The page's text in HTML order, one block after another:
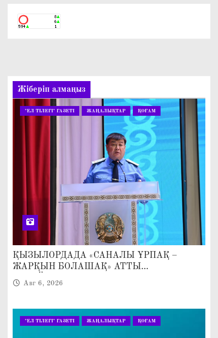
Жіберіп алмаңыз
"ЕЛ ТІЛЕГІ" ГАЗЕТІ ЖАҢАЛЫҚТАР ҚОҒАМ
ҚЫЗЫЛОРДАДА «САНАЛЫ ҰРПАҚ –
ЖАРҚЫН БОЛАШАҚ» АТТЫ
КЕҢЕЙТІЛГЕН МӘЖІЛІС ӨТТІ
Авг 6, 2026
"ЕЛ ТІЛЕГІ" ГАЗЕТІ ЖАҢАЛЫҚТАР ҚОҒАМ